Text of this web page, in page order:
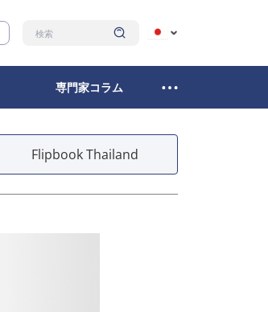
専門家コラム
Flipbook Thailand